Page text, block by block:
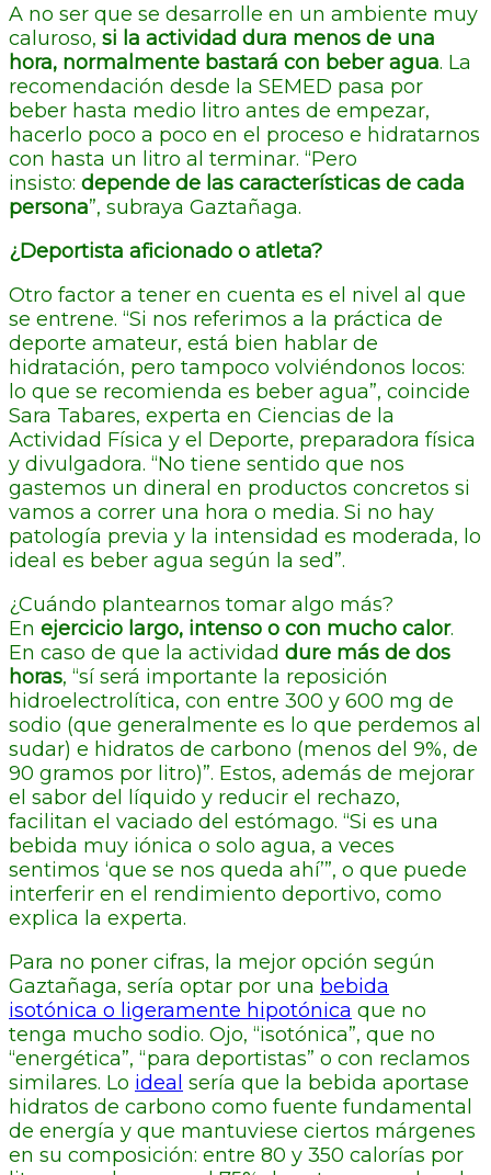
A no ser que se desarrolle en un ambiente muy
caluroso, si la actividad dura menos de una
hora, normalmente bastará con beber agua. La
recomendación desde la SEMED pasa por
beber hasta medio litro antes de empezar,
hacerlo poco a poco en el proceso e hidratarnos
con hasta un litro al terminar. “Pero
insisto: depende de las características de cada
persona”, subraya Gaztañaga.
¿Deportista aficionado o atleta?
Otro factor a tener en cuenta es el nivel al que
se entrene. “Si nos referimos a la práctica de
deporte amateur, está bien hablar de
hidratación, pero tampoco volviéndonos locos:
lo que se recomienda es beber agua”, coincide
Sara Tabares, experta en Ciencias de la
Actividad Física y el Deporte, preparadora física
y divulgadora. “No tiene sentido que nos
gastemos un dineral en productos concretos si
vamos a correr una hora o media. Si no hay
patología previa y la intensidad es moderada, lo
ideal es beber agua según la sed”.
¿Cuándo plantearnos tomar algo más?
En ejercicio largo, intenso o con mucho calor.
En caso de que la actividad dure más de dos
horas, “sí será importante la reposición
hidroelectrolítica, con entre 300 y 600 mg de
sodio (que generalmente es lo que perdemos al
sudar) e hidratos de carbono (menos del 9%, de
90 gramos por litro)”. Estos, además de mejorar
el sabor del líquido y reducir el rechazo,
facilitan el vaciado del estómago. “Si es una
bebida muy iónica o solo agua, a veces
sentimos ‘que se nos queda ahí’”, o que puede
interferir en el rendimiento deportivo, como
explica la experta.
Para no poner cifras, la mejor opción según
Gaztañaga, sería optar por una bebida
isotónica o ligeramente hipotónica que no
tenga mucho sodio. Ojo, “isotónica”, que no
“energética”, “para deportistas” o con reclamos
similares. Lo ideal sería que la bebida aportase
hidratos de carbono como fuente fundamental
de energía y que mantuviese ciertos márgenes
en su composición: entre 80 y 350 calorías por